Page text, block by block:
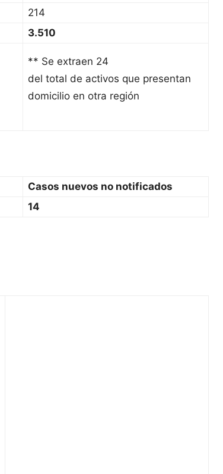
214
3.510
** Se extraen 24
del total de activos que presentan
domicilio en otra región
Casos nuevos no notificados
14